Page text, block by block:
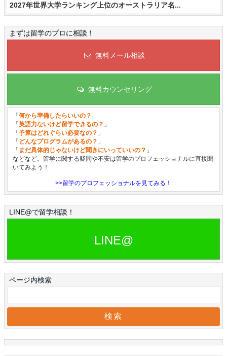
2027年世界大学ランキング上位のオーストラリア名...
まずは留学のプロに相談！
無料メール相談
無料カウンセリング
「 何から準備したらいいの？ 」
「 英語力ないけど留学できるの？ 」
「 予算はどれぐらい必要なの？ 」
「 どんなプログラムがあるの？ 」
「 まだ具体的じゃないけど聞きにいっていいの？ 」
などなど。留学に関する疑問や不安は留学のプロフェッショナルに直接聞
いてみよう！
>>留学のプロフェッショナルを見てみる！
LINE@で留学相談！
LINE@
ページ内検索